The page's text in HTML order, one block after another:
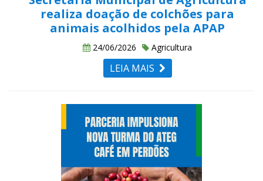
realiza doação de colchões para
animais acolhidos pela APAP
24/06/2026 Agricultura
LEIA MAIS